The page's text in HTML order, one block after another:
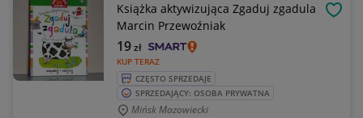
Książka aktywizująca Zgaduj zgadula
Marcin Przewoźniak
KUP TERAZ
19zł
CZĘSTO SPRZEDAJE
SPRZEDAJĄCY: OSOBA PRYWATNA
Mińsk Mazowiecki